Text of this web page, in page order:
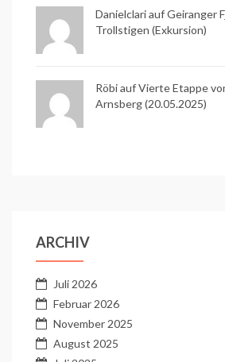
Danielclari aufGeiranger
Trollstigen (Exkursion)
Röbi aufVierte Etappe
Arnsberg (20.05.2025)
ARCHIV
Juli 2026
Februar 2026
November 2025
August 2025